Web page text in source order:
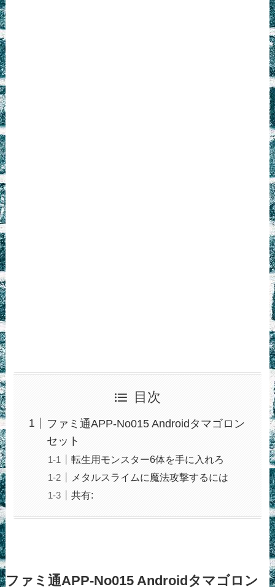
目次
ファミ通APP-No015 Androidタマゴロン
セット
転生用モンスター6体を手に入れろ
メタルスライムに魔法攻撃するには
共有:
ファミ通APP-No015 Androidタマゴロン